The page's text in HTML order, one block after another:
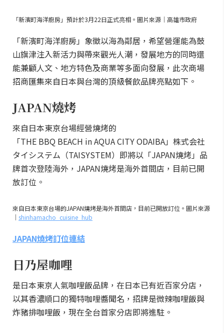
「新濱町海洋廚房」預計於3月22日正式亮相。圖片來源｜高雄市政府
「新濱町海洋廚房」象徵以海為鄰居，希望營運能為鼓
山旗津注入新活力與帶來觀光人潮，發展地方的同時還
能兼顧人文、地方特色及商業等多面向發展，此次商場
招商匯集來自日本與台灣的頂級餐飲品牌亮點如下。
JAPAN燒烤
來自日本東京台場經營燒烤的
「THE BBQ BEACH in AQUA CITY ODAIBA」株式会社
タイシステム（TAISYSTEM）即將以「JAPAN燒烤」品
牌首次登陸海外，JAPAN燒烤是海外首間店，目前已開
放訂位。
來自日本東京台場的JAPAN燒烤是海外首間店，目前已開放訂位。圖片來源
｜ shinhamacho_cuisine_hub
JAPAN燒烤訂位連結
日乃屋咖哩
是日本東京人氣咖哩飯品牌，在日本已有近百家分店，
以其香濃順口的獨特咖哩醬聞名，招牌是微辣咖哩飯與
炸豬排咖哩飯，現在全台首家分店即將進駐。